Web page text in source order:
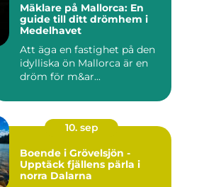
Mäklare på Mallorca: En
guide till ditt drömhem i
Medelhavet
Att äga en fastighet på den
idylliska ön Mallorca är en
dröm för m&ar...
10. sep
Boende i Grövelsjön -
Upptäck fjällens pärla i
norra Dalarna